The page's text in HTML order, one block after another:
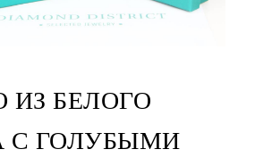
ИЗ БЕЛОГО
С ГОЛУБЫМИ